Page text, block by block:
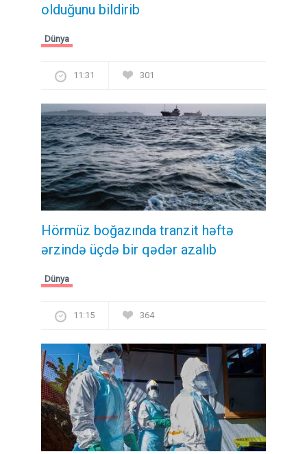
olduğunu bildirib
Dünya
11:31 301
Hörmüz boğazında tranzit həftə
ərzində üçdə bir qədər azalıb
Dünya
11:15 364